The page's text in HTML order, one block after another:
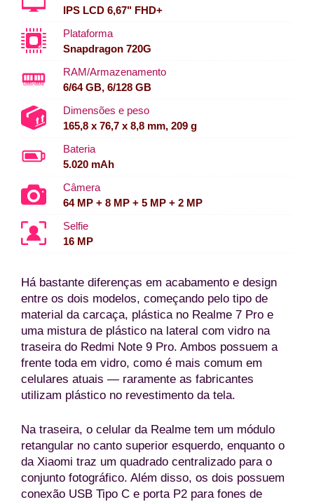
IPS LCD 6,67" FHD+
Plataforma
Snapdragon 720G
RAM/Armazenamento
6/64 GB, 6/128 GB
Dimensões e peso
165,8 x 76,7 x 8,8 mm, 209 g
Bateria
5.020 mAh
Câmera
64 MP + 8 MP + 5 MP + 2 MP
Selfie
16 MP
Há bastante diferenças em acabamento e design
entre os dois modelos, começando pelo tipo de
material da carcaça, plástica no Realme 7 Pro e
uma mistura de plástico na lateral com vidro na
traseira do Redmi Note 9 Pro. Ambos possuem a
frente toda em vidro, como é mais comum em
celulares atuais — raramente as fabricantes
utilizam plástico no revestimento da tela.
Na traseira, o celular da Realme tem um módulo
retangular no canto superior esquerdo, enquanto o
da Xiaomi traz um quadrado centralizado para o
conjunto fotográfico. Além disso, os dois possuem
conexão USB Tipo C e porta P2 para fones de